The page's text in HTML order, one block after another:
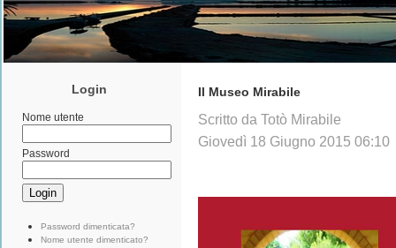
Login
Nome utente
Password
Password dimenticata?
Nome utente dimenticato?
Il Museo Mirabile
Scritto da Totò Mirabile
Giovedì 18 Giugno 2015 06:10